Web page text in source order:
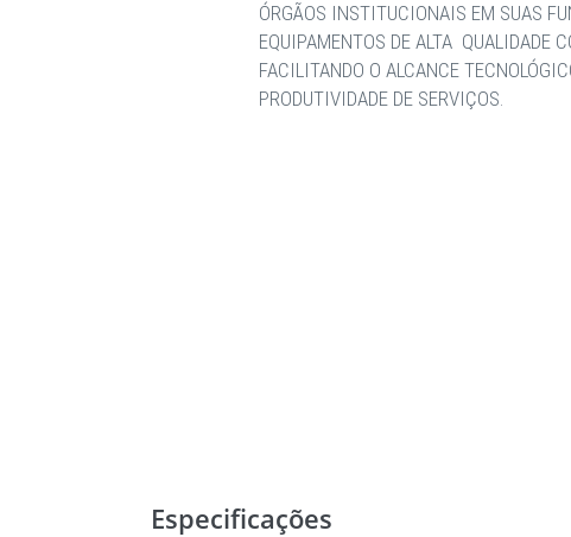
ÓRGÃOS INSTITUCIONAIS EM SUAS
EQUIPAMENTOS DE ALTA QUALIDADE
FACILITANDO O ALCANCE
PRODUTIVIDADE DE SERVIÇOS.
Especificações